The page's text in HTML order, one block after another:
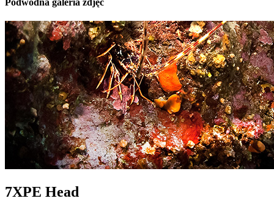
Podwodna galeria zdjęć
7XPE Head